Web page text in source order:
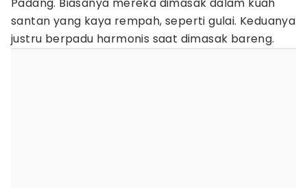
santan yang kaya rempah, seperti gulai. Keduanya
justru berpadu harmonis saat dimasak bareng.